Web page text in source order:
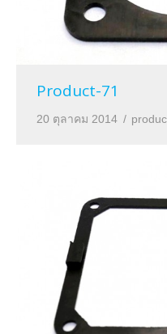
Product-71
20 ตุลาคม 2014